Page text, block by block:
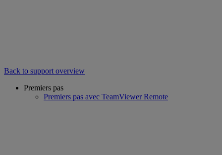
Back to support overview
Premiers pas
Premiers pas avec TeamViewer Remote